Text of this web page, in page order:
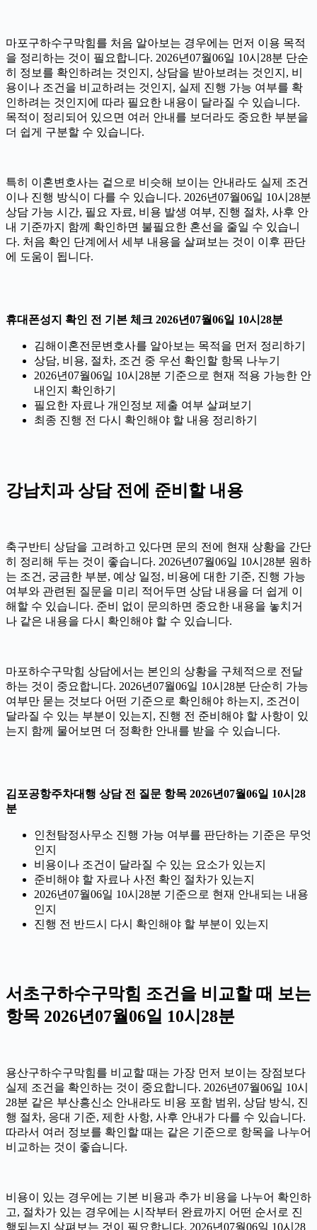
마포구하수구막힘를 처음 알아보는 경우에는 먼저 이용 목적
을 정리하는 것이 필요합니다. 2026년07월06일 10시28분 단순
히 정보를 확인하려는 것인지, 상담을 받아보려는 것인지, 비
용이나 조건을 비교하려는 것인지, 실제 진행 가능 여부를 확
인하려는 것인지에 따라 필요한 내용이 달라질 수 있습니다.
목적이 정리되어 있으면 여러 안내를 보더라도 중요한 부분을
더 쉽게 구분할 수 있습니다.
특히 이혼변호사는 겉으로 비슷해 보이는 안내라도 실제 조건
이나 진행 방식이 다를 수 있습니다. 2026년07월06일 10시28분
상담 가능 시간, 필요 자료, 비용 발생 여부, 진행 절차, 사후 안
내 기준까지 함께 확인하면 불필요한 혼선을 줄일 수 있습니
다. 처음 확인 단계에서 세부 내용을 살펴보는 것이 이후 판단
에 도움이 됩니다.
휴대폰성지 확인 전 기본 체크 2026년07월06일 10시28분
김해이혼전문변호사를 알아보는 목적을 먼저 정리하기
상담, 비용, 절차, 조건 중 우선 확인할 항목 나누기
2026년07월06일 10시28분 기준으로 현재 적용 가능한 안
내인지 확인하기
필요한 자료나 개인정보 제출 여부 살펴보기
최종 진행 전 다시 확인해야 할 내용 정리하기
강남치과 상담 전에 준비할 내용
축구반티 상담을 고려하고 있다면 문의 전에 현재 상황을 간단
히 정리해 두는 것이 좋습니다. 2026년07월06일 10시28분 원하
는 조건, 궁금한 부분, 예상 일정, 비용에 대한 기준, 진행 가능
여부와 관련된 질문을 미리 적어두면 상담 내용을 더 쉽게 이
해할 수 있습니다. 준비 없이 문의하면 중요한 내용을 놓치거
나 같은 내용을 다시 확인해야 할 수 있습니다.
마포하수구막힘 상담에서는 본인의 상황을 구체적으로 전달
하는 것이 중요합니다. 2026년07월06일 10시28분 단순히 가능
여부만 묻는 것보다 어떤 기준으로 확인해야 하는지, 조건이
달라질 수 있는 부분이 있는지, 진행 전 준비해야 할 사항이 있
는지 함께 물어보면 더 정확한 안내를 받을 수 있습니다.
김포공항주차대행 상담 전 질문 항목 2026년07월06일 10시28
분
인천탐정사무소 진행 가능 여부를 판단하는 기준은 무엇
인지
비용이나 조건이 달라질 수 있는 요소가 있는지
준비해야 할 자료나 사전 확인 절차가 있는지
2026년07월06일 10시28분 기준으로 현재 안내되는 내용
인지
진행 전 반드시 다시 확인해야 할 부분이 있는지
서초구하수구막힘 조건을 비교할 때 보는
항목 2026년07월06일 10시28분
용산구하수구막힘를 비교할 때는 가장 먼저 보이는 장점보다
실제 조건을 확인하는 것이 중요합니다. 2026년07월06일 10시
28분 같은 부산흥신소 안내라도 비용 포함 범위, 상담 방식, 진
행 절차, 응대 기준, 제한 사항, 사후 안내가 다를 수 있습니다.
따라서 여러 정보를 확인할 때는 같은 기준으로 항목을 나누어
비교하는 것이 좋습니다.
비용이 있는 경우에는 기본 비용과 추가 비용을 나누어 확인하
고, 절차가 있는 경우에는 시작부터 완료까지 어떤 순서로 진
행되는지 살펴보는 것이 필요합니다. 2026년07월06일 10시28